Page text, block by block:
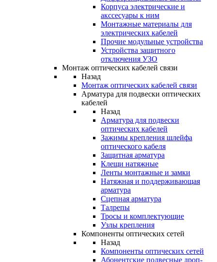
Корпуса электрические и
акссесуары к ним
Монтажные материалы для
электрических кабелей
Прочие модульные устройства
Устройства защитного
отключения УЗО
Монтаж оптических кабелей связи
Назад
Монтаж оптических кабелей связи
Арматура для подвески оптических
кабелей
Назад
Арматура для подвески
оптических кабелей
Зажимы крепления шлейфа
оптического кабеля
Защитная арматура
Клещи натяжные
Ленты монтажные и замки
Натяжная и поддерживающая
арматура
Сцепная арматура
Талрепы
Тросы и комплектующие
Узлы крепления
Компоненты оптических сетей
Назад
Компоненты оптических сетей
Абонентские подвесные дроп-